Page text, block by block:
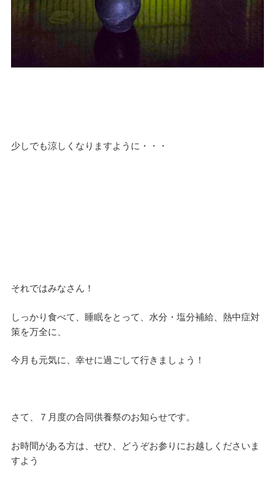
少しでも涼しくなりますように・・・
それではみなさん！
しっかり食べて、睡眠をとって、水分・塩分補給、熱中症対
策を万全に、
今月も元気に、幸せに過ごして行きましょう！
さて、７月度の合同供養祭のお知らせです。
お時間がある方は、ぜひ、どうぞお参りにお越しくださいま
すよう